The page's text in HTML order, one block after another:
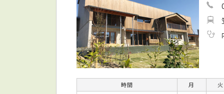
時間 月
火